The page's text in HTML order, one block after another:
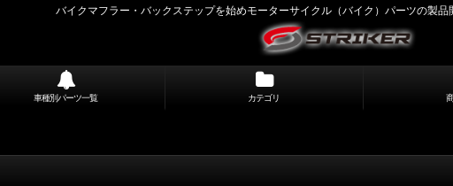
バイクマフラー・バックステップを始めモーターサイクル（バイク）パーツの製
車種別パーツ一覧 カテゴリ